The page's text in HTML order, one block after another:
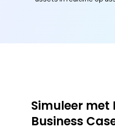
Simuleer met
Business